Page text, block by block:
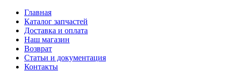
Главная
Каталог запчастей
Доставка и оплата
Наш магазин
Возврат
Статьи и документация
Контакты